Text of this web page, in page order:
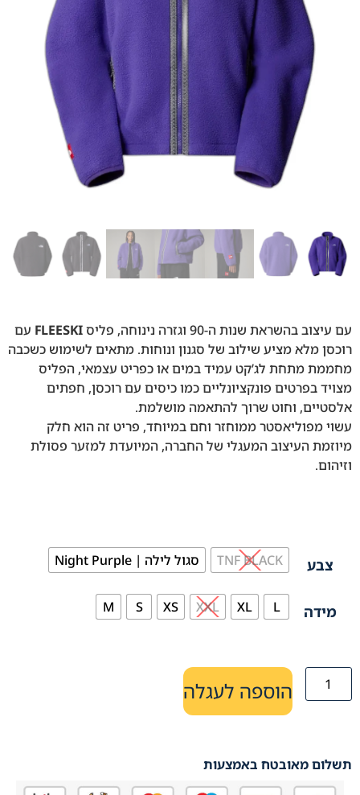
עם עיצוב בהשראת שנות ה-90 וגזרה נינוחה, פליס FLEESKI עם
רוכסן מלא מציע שילוב של סגנון ונוחות. מתאים לשימוש כשכבה
מחממת מתחת לג’קט עמיד במים או כפריט עצמאי, הפליס
מצויד בפרטים פונקציונליים כמו כיסים עם רוכסן, חפתים
אלסטיים, וחוט שרוך להתאמה מושלמת.
עשוי מפוליאסטר ממוחזר וחם במיוחד, פריט זה הוא חלק
מיוזמת העיצוב המעגלי של החברה, המיועדת למזער פסולת
וזיהום.
צבע TNF BLACK סגול לילה | Night Purple
מידה L
XL
XXL
XS
S
M
הוספה לעגלה
תשלום מאובטח באמצעות